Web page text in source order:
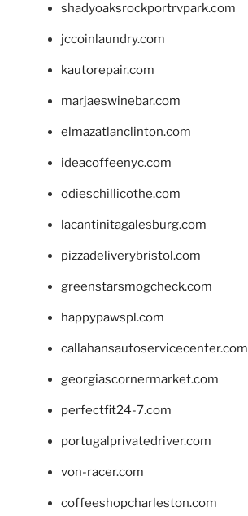
shadyoaksrockportrvpark.com
jccoinlaundry.com
kautorepair.com
marjaeswinebar.com
elmazatlanclinton.com
ideacoffeenyc.com
odieschillicothe.com
lacantinitagalesburg.com
pizzadeliverybristol.com
greenstarsmogcheck.com
happypawspl.com
callahansautoservicecenter.com
georgiascornermarket.com
perfectfit24-7.com
portugalprivatedriver.com
von-racer.com
coffeeshopcharleston.com